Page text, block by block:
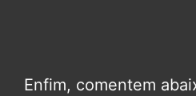
Enfim, comentem